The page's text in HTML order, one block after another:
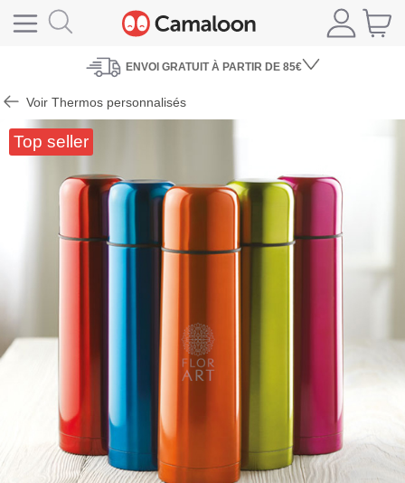
ENVOI GRATUIT À PARTIR DE 85€
Voir Thermos personnalisés
Top seller